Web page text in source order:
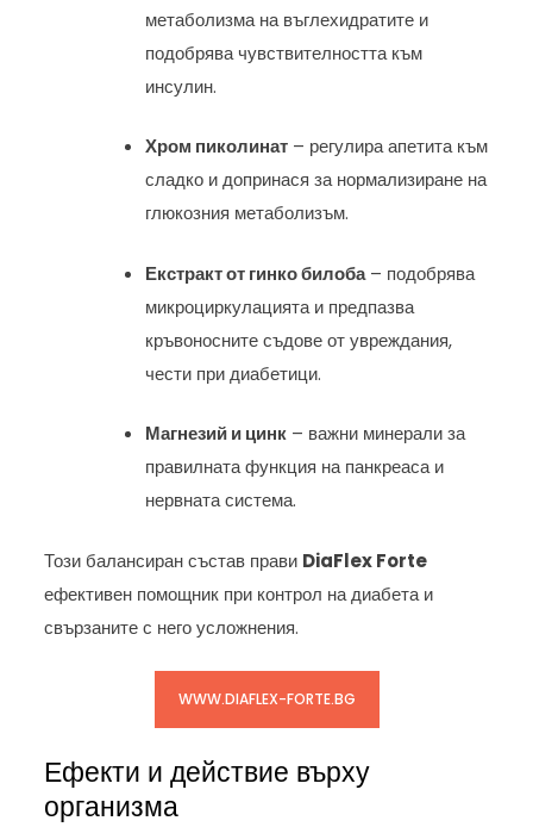
метаболизма на въглехидратите и
подобрява чувствителността към
инсулин.
Хром пиколинат – регулира апетита към
сладко и допринася за нормализиране на
глюкозния метаболизъм.
Екстракт от гинко билоба– подобрява
микроциркулацията и предпазва
кръвоносните съдове от увреждания,
чести при диабетици.
Магнезий и цинк – важни минерали за
правилната функция на панкреаса и
нервната система.
Този балансиран състав прави DiaFlex Forte
ефективен помощник при контрол на диабета и
свързаните с него усложнения.
WWW.DIAFLEX-FORTE.BG
Ефекти и действие върху
организма